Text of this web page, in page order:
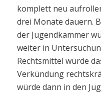
komplett neu
drei Monate dauern.
der Jugendkammer
weiter in
Rechtsmittel würde
Verkündung
würde dann in den